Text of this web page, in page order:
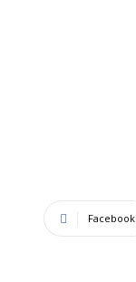
Facebook